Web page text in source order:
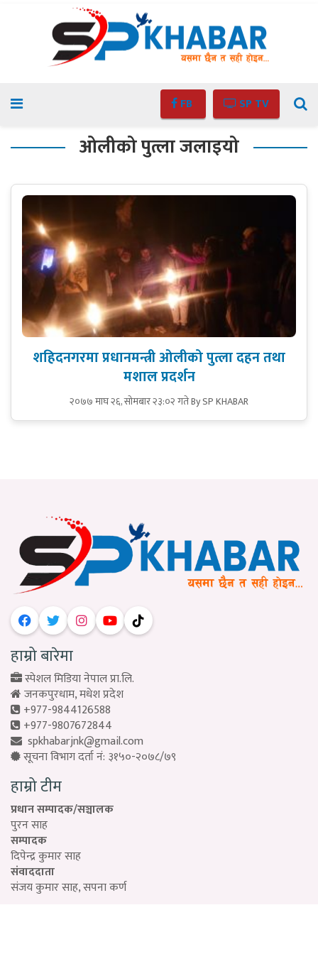
FB SP TV
ओलीको पुत्ला जलाइयो
शहिदनगरमा प्रधानमन्त्री ओलीको पुत्ला दहन तथा
मशाल प्रदर्शन
२०७७ माघ २६, सोमबार २३:०२ गतेBy SP KHABAR
हाम्रो बारेमा
स्पेशल मिडिया नेपाल प्रा.लि.
जनकपुरधाम, मधेश प्रदेश
+977-9844126588
+977-9807672844
spkhabarjnk@gmail.com
सूचना विभाग दर्ता नं: ३१५०-२०७८/७९
हाम्रो टीम
प्रधान सम्पादक/सञ्चालक
पुरन साह
सम्पादक
दिपेन्द्र कुमार साह
संवाददाता
संजय कुमार साह, सपना कर्ण